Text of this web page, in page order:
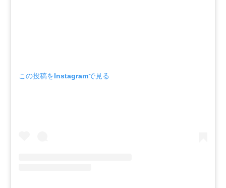
この投稿をInstagramで見る